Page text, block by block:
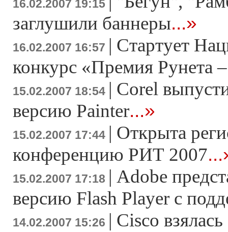
16.02.2007 19:15
заглушили баннеры...»
16.02.2007 16:57 | Стартует
конкурс «Премия Рунета
15.02.2007 18:54 | Corel
версию Painter...»
15.02.2007 17:44 | Открыта
конференцию РИТ 2007
15.02.2007 17:18 | Adobe
версию Flash Player c
14.02.2007 15:26 | Cisco